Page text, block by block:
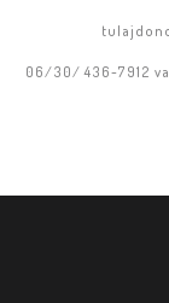
06/30/ 436-7912